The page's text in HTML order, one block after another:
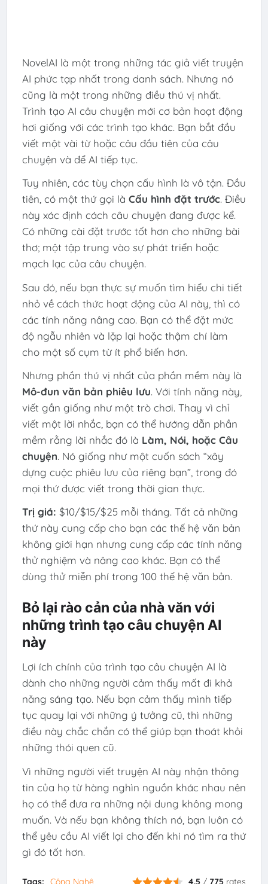
NovelAI là một trong những tác giả viết truyện
AI phức tạp nhất trong danh sách. Nhưng nó
cũng là một trong những điều thú vị nhất.
Trình tạo AI câu chuyện mới cơ bản hoạt động
hơi giống với các trình tạo khác. Bạn bắt đầu
viết một vài từ hoặc câu đầu tiên của câu
chuyện và để AI tiếp tục.
Tuy nhiên, các tùy chọn cấu hình là vô tận. Đầu
tiên, có một thứ gọi là Cấu hình đặt trước. Điều
này xác định cách câu chuyện đang được kể.
Có những cài đặt trước tốt hơn cho những bài
thơ; một tập trung vào sự phát triển hoặc
mạch lạc của câu chuyện.
Sau đó, nếu bạn thực sự muốn tìm hiểu chi tiết
nhỏ về cách thức hoạt động của AI này, thì có
các tính năng nâng cao. Bạn có thể đặt mức
độ ngẫu nhiên và lặp lại hoặc thậm chí làm
cho một số cụm từ ít phổ biến hơn.
Nhưng phần thú vị nhất của phần mềm này là
Mô-đun văn bản phiêu lưu. Với tính năng này,
viết gần giống như một trò chơi. Thay vì chỉ
viết một lời nhắc, bạn có thể hướng dẫn phần
mềm rằng lời nhắc đó là Làm, Nói, hoặc Câu
chuyện. Nó giống như một cuốn sách “xây
dựng cuộc phiêu lưu của riêng bạn”, trong đó
mọi thứ được viết trong thời gian thực.
Trị giá: $10/$15/$25 mỗi tháng. Tất cả những
thứ này cung cấp cho bạn các thế hệ văn bản
không giới hạn nhưng cung cấp các tính năng
thử nghiệm và nâng cao khác. Bạn có thể
dùng thử miễn phí trong 100 thế hệ văn bản.
Bỏ lại rào cản của nhà văn với
những trình tạo câu chuyện AI
này
Lợi ích chính của trình tạo câu chuyện AI là
dành cho những người cảm thấy mất đi khả
năng sáng tạo. Nếu bạn cảm thấy mình tiếp
tục quay lại với những ý tưởng cũ, thì những
điều này chắc chắn có thể giúp bạn thoát khỏi
những thói quen cũ.
Vì những người viết truyện AI này nhận thông
tin của họ từ hàng nghìn nguồn khác nhau nên
họ có thể đưa ra những nội dung không mong
muốn. Và nếu bạn không thích nó, bạn luôn có
thể yêu cầu AI viết lại cho đến khi nó tìm ra thứ
gì đó tốt hơn.
Tags: Công Nghệ 4.5 / 775 rates